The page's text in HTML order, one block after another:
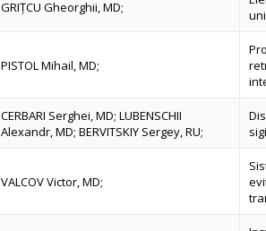
GRIŢCU Gheorghii, MD;
PISTOL Mihail, MD;
CERBARI Serghei, MD; LUBENSCHII
Alexandr, MD; BERVITSKIY Sergey, RU;
VALCOV Victor, MD;